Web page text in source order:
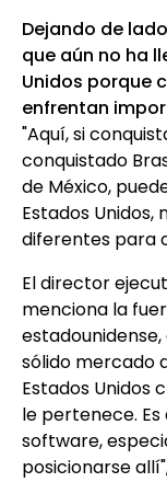
Dejando de
que aún no ha
Unidos porque
enfrentan
"Aquí, si
conquistado
de México,
Estados
diferentes para
El director
menciona la
sólido mercado
Estados Unidos
le pertenece.
software,
posicionarse